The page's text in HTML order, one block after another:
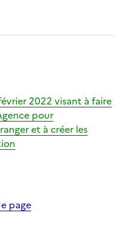
2022 visant à faire
pour
et à créer les
page